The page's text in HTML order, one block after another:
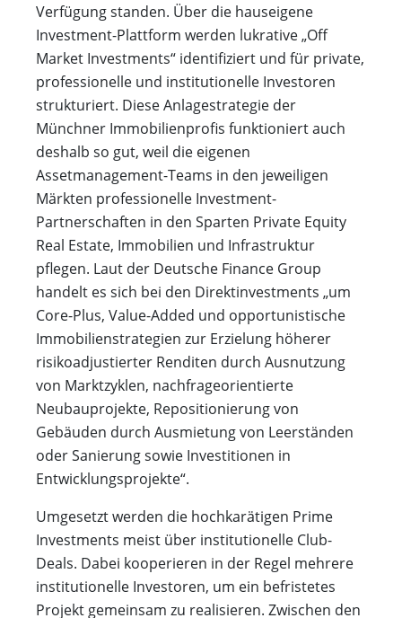
Verfügung standen. Über die hauseigene
Investment-Plattform werden lukrative „Off
Market Investments“ identifiziert und für private,
professionelle und institutionelle Investoren
strukturiert. Diese Anlagestrategie der
Münchner Immobilienprofis funktioniert auch
deshalb so gut, weil die eigenen
Assetmanagement-Teams in den jeweiligen
Märkten professionelle Investment-
Partnerschaften in den Sparten Private Equity
Real Estate, Immobilien und Infrastruktur
pflegen. Laut der Deutsche Finance Group
handelt es sich bei den Direktinvestments „um
Core-Plus, Value-Added und opportunistische
Immobilienstrategien zur Erzielung höherer
risikoadjustierter Renditen durch Ausnutzung
von Marktzyklen, nachfrageorientierte
Neubauprojekte, Repositionierung von
Gebäuden durch Ausmietung von Leerständen
oder Sanierung sowie Investitionen in
Entwicklungsprojekte“.
Umgesetzt werden die hochkarätigen Prime
Investments meist über institutionelle Club-
Deals. Dabei kooperieren in der Regel mehrere
institutionelle Investoren, um ein befristetes
Projekt gemeinsam zu realisieren. Zwischen den